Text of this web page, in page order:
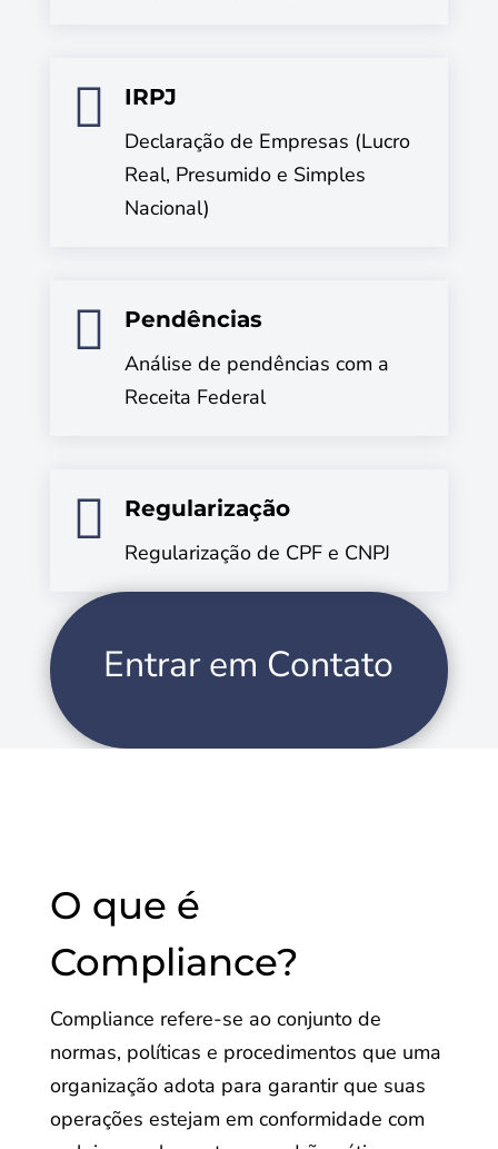

IRPJ
Declaração de Empresas (Lucro
Real, Presumido e Simples
Nacional)

Pendências
Análise de pendências com a
Receita Federal

Regularização
Regularização de CPF e CNPJ
Entrar em Contato
O que é
Compliance?
Compliance refere-se ao conjunto de
normas, políticas e procedimentos que uma
organização adota para garantir que suas
operações estejam em conformidade com